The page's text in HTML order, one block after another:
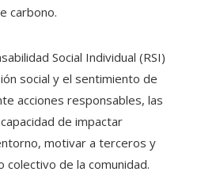
carbono.
Social Individual (RSI)
social y el sentimiento de
acciones responsables, las
de impactar
motivar a terceros y
de la comunidad.